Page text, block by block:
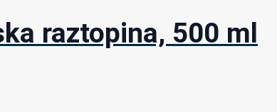
raztopina, 500 ml